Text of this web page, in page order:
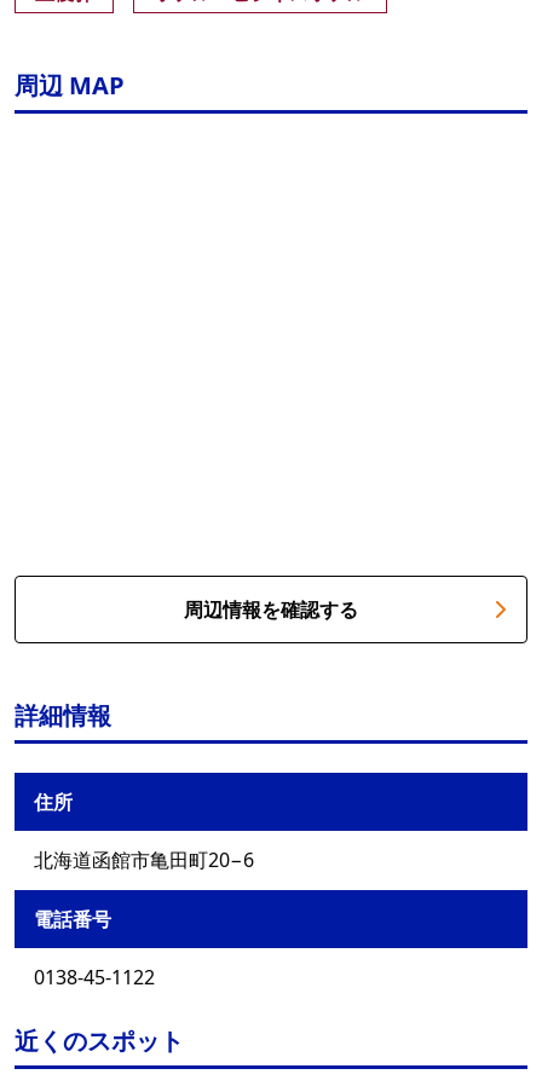
周辺 MAP
周辺情報を確認する
詳細情報
住所
北海道函館市亀田町20−6
電話番号
0138-45-1122
近くのスポット